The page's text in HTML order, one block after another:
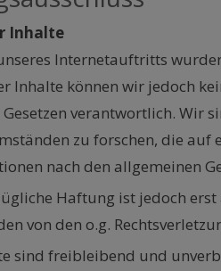
Inhalte
Internetauftritts
Inhalte können wir jedoch
verantwortlich. Wir
zu forschen, die
nach den allgemeinen
Haftung ist jedoch
von den o.g.
sind freibleibend und